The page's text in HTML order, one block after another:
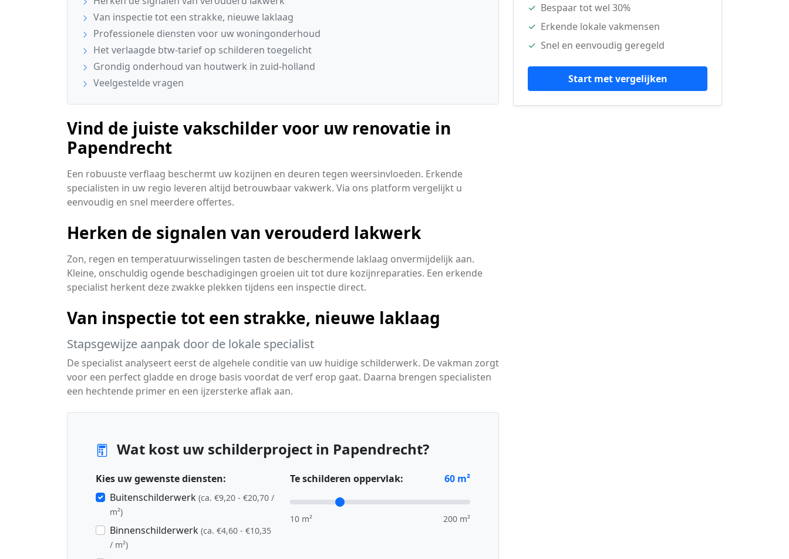
Van inspectie tot een strakke, nieuwe laklaag
Professionele diensten voor uw woningonderhoud
Het verlaagde btw-tarief op schilderen toegelicht
Grondig onderhoud van houtwerk in zuid-holland
Veelgestelde vragen
Vind de juiste vakschilder voor uw renovatie in
Papendrecht
Een robuuste verflaag beschermt uw kozijnen en deuren tegen weersinvloeden. Erkende
specialisten in uw regio leveren altijd betrouwbaar vakwerk. Via ons platform vergelijkt u
eenvoudig en snel meerdere offertes.
Herken de signalen van verouderd lakwerk
Zon, regen en temperatuurwisselingen tasten de beschermende laklaag onvermijdelijk aan.
Kleine, onschuldig ogende beschadigingen groeien uit tot dure kozijnreparaties. Een erkende
specialist herkent deze zwakke plekken tijdens een inspectie direct.
Van inspectie tot een strakke, nieuwe laklaag
Stapsgewijze aanpak door de lokale specialist
De specialist analyseert eerst de algehele conditie van uw huidige schilderwerk. De vakman zorgt
voor een perfect gladde en droge basis voordat de verf erop gaat. Daarna brengen specialisten
een hechtende primer en een ijzersterke aflak aan.
Wat kost uw schilderproject in Papendrecht?
Kies uw gewenste diensten:
Buitenschilderwerk (ca. €9,20 - €20,70 /
m²)
Binnenschilderwerk (ca. €4,60 - €10,35
/ m²)
Te schilderen oppervlak: 60 m²
10 m² 200 m²
✓ Bespaar tot wel 30%
✓ Erkende lokale vakmensen
✓ Snel en eenvoudig geregeld
Start met vergelijken